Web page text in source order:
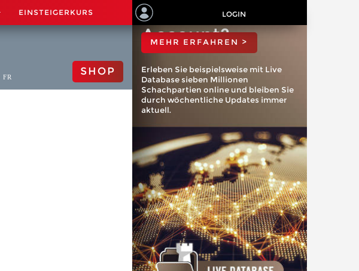
EINSTEIGERKURS LOGIN
FR SHOP
ChessBase
Account?
MEHR ERFAHREN >
Erleben Sie beispielsweise mit Live
Database sieben Millionen
Schachpartien online und bleiben Sie
durch wöchentliche Updates immer
aktuell.